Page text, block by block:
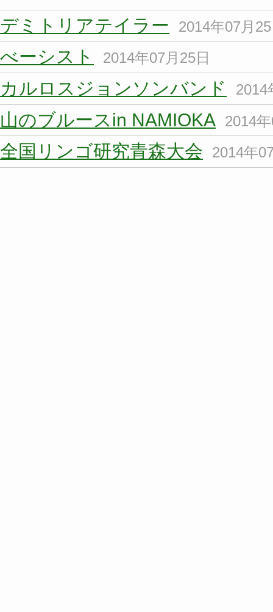
デミトリアテイラー 2014年07月
べーシスト 2014年07月25日
カルロスジョンソンバンド 2014
山のブルースin NAMIOKA 2014
全国リンゴ研究青森大会 2014年